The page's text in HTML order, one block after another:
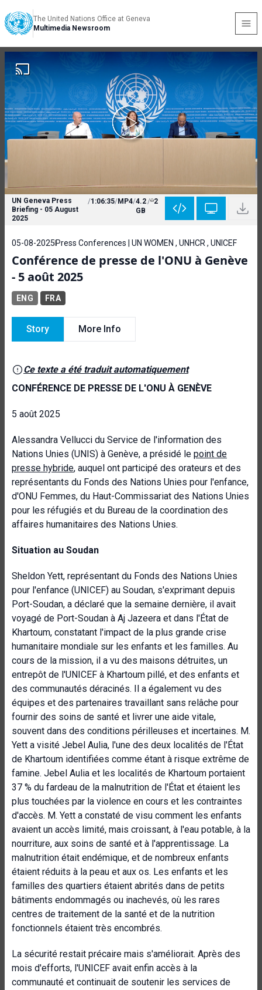
The United Nations Office at Geneva
Multimedia Newsroom
UN Geneva Press
Briefing - 05 August
2025
/1:06:35/MP4/4.2
GB
/ 2
05-08-2025 Press Conferences | UN WOMEN , UNHCR , UNICEF
Conférence de presse de l'ONU à Genève
- 5 août 2025
ENG FRA
Story More Info
Ce texte a été traduit automatiquement
CONFÉRENCE DE PRESSE DE L'ONU À GENÈVE
5 août 2025
Alessandra Vellucci du Service de l'information des
Nations Unies (UNIS) à Genève, a présidé le point de
presse hybride, auquel ont participé des orateurs et des
représentants du Fonds des Nations Unies pour l'enfance,
d'ONU Femmes, du Haut-Commissariat des Nations Unies
pour les réfugiés et du Bureau de la coordination des
affaires humanitaires des Nations Unies.
Situation au Soudan
Sheldon Yett, représentant du Fonds des Nations Unies
pour l'enfance (UNICEF) au Soudan, s'exprimant depuis
Port-Soudan, a déclaré que la semaine dernière, il avait
voyagé de Port-Soudan à Aj Jazeera et dans l'État de
Khartoum, constatant l'impact de la plus grande crise
humanitaire mondiale sur les enfants et les familles. Au
cours de la mission, il a vu des maisons détruites, un
entrepôt de l'UNICEF à Khartoum pillé, et des enfants et
des communautés déracinés. Il a également vu des
équipes et des partenaires travaillant sans relâche pour
fournir des soins de santé et livrer une aide vitale,
souvent dans des conditions périlleuses et incertaines. M.
Yett a visité Jebel Aulia, l'une des deux localités de l'État
de Khartoum identifiées comme étant à risque extrême de
famine. Jebel Aulia et les localités de Khartoum portaient
37 % du fardeau de la malnutrition de l'État et étaient les
plus touchées par la violence en cours et les contraintes
d'accès. M. Yett a constaté de visu comment les enfants
avaient un accès limité, mais croissant, à l'eau potable, à la
nourriture, aux soins de santé et à l'apprentissage. La
malnutrition était endémique, et de nombreux enfants
étaient réduits à la peau et aux os. Les enfants et les
familles des quartiers étaient abrités dans de petits
bâtiments endommagés ou inachevés, où les rares
centres de traitement de la santé et de la nutrition
fonctionnels étaient très encombrés.
La sécurité restait précaire mais s'améliorait. Après des
mois d'efforts, l'UNICEF avait enfin accès à la
communauté et continuait de soutenir les services de